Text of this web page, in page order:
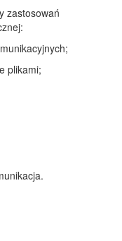
zastosowań
plikami;